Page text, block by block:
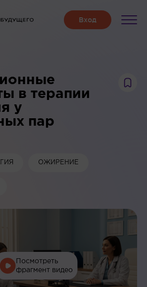
в терапии
у
пар
ОЖИРЕНИЕ
Посмотреть
фрагмент видео